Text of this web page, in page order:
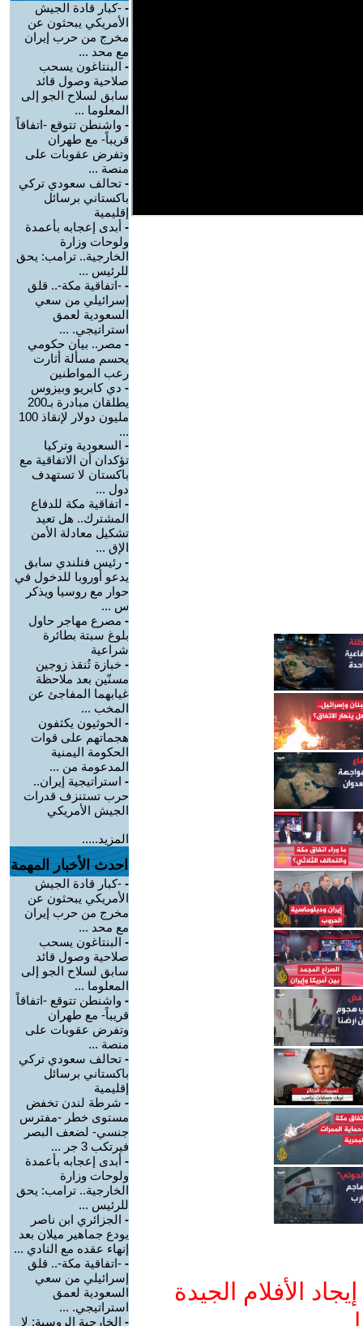
الأفلام الجيدة
- -كبار قادة الجيش
الأمريكي يبحثون عن
مخرج من حرب إيران
مع محد ...
- البنتاغون يسحب
صلاحية وصول قائد
سابق لسلاح الجو إلى
المعلوما ...
- واشنطن تتوقع -اتفاقاً
قريباً- مع طهران
وتفرض عقوبات على
منصة ...
- تحالف سعودي تركي
باكستاني برسائل
إقليمية
- أبدى إعجابه بأعمدة
ولوحات وزارة
الخارجية.. ترامب: يحق
للرئيس ...
- -اتفاقية مكة-.. قلق
إسرائيلي من سعي
السعودية لعمق
استراتيجي. ...
- مصر.. بيان حكومي
يحسم مسألة أثارت
رعب المواطنين
- دي كابريو وبيزوس
يطلقان مبادرة بـ200
مليون دولار لإنقاذ 100
...
- السعودية وتركيا
تؤكدان أن الاتفاقية مع
باكستان لا تستهدف
دول ...
- اتفاقية مكة للدفاع
المشترك.. هل تعيد
تشكيل معادلة الأمن
الإق ...
- رئيس فنلندي سابق
يدعو أوروبا للدخول في
حوار مع روسيا ويذكر
س ...
- مصرع مهاجر حاول
بلوغ سبتة بطائرة
شراعية
- خبازة تُنقذ زوجين
مسنّين بعد ملاحظة
غيابهما المفاجئ عن
المخب ...
- الحوثيون يكثفون
هجماتهم على قوات
الحكومة اليمنية
المدعومة من ...
- استراتيجية إيران..
حرب تستنزف قدرات
الجيش الأمريكي
المزيد.....
احدث الأخبار المهمة
- -كبار قادة الجيش
الأمريكي يبحثون عن
مخرج من حرب إيران
مع محد ...
- البنتاغون يسحب
صلاحية وصول قائد
سابق لسلاح الجو إلى
المعلوما ...
- واشنطن تتوقع -اتفاقاً
قريباً- مع طهران
وتفرض عقوبات على
منصة ...
- تحالف سعودي تركي
باكستاني برسائل
إقليمية
- شرطة لندن تخفض
مستوى خطر -مفترس
جنسي- لضعف البصر
فيرتكب 3 جر ...
- أبدى إعجابه بأعمدة
ولوحات وزارة
الخارجية.. ترامب: يحق
للرئيس ...
- الجزائري ابن ناصر
يودع جماهير ميلان بعد
إنهاء عقده مع النادي ...
- -اتفاقية مكة-.. قلق
إسرائيلي من سعي
السعودية لعمق
استراتيجي. ...
- الخارجية الروسية: لا